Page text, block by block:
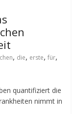
, die, erste,für,
quantifiziert die
nimmt in